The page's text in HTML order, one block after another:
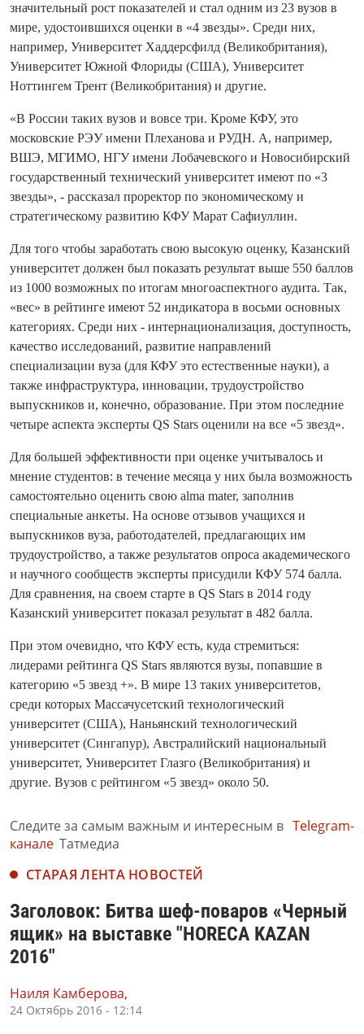
значительный рост показателей и стал одним из 23 вузов в
мире, удостоившихся оценки в «4 звезды». Среди них,
например, Университет Хаддерсфилд (Великобритания),
Университет Южной Флориды (США), Университет
Ноттингем Трент (Великобритания) и другие.
«В России таких вузов и вовсе три. Кроме КФУ, это
московские РЭУ имени Плеханова и РУДН. А, например,
ВШЭ, МГИМО, НГУ имени Лобачевского и Новосибирский
государственный технический университет имеют по «3
звезды», - рассказал проректор по экономическому и
стратегическому развитию КФУ Марат Сафиуллин.
Для того чтобы заработать свою высокую оценку, Казанский
университет должен был показать результат выше 550 баллов
из 1000 возможных по итогам многоаспектного аудита. Так,
«вес» в рейтинге имеют 52 индикатора в восьми основных
категориях. Среди них - интернационализация, доступность,
качество исследований, развитие направлений
специализации вуза (для КФУ это естественные науки), а
также инфраструктура, инновации, трудоустройство
выпускников и, конечно, образование. При этом последние
четыре аспекта эксперты QS Stars оценили на все «5 звезд».
Для большей эффективности при оценке учитывалось и
мнение студентов: в течение месяца у них была возможность
самостоятельно оценить свою alma mater, заполнив
специальные анкеты. На основе отзывов учащихся и
выпускников вуза, работодателей, предлагающих им
трудоустройство, а также результатов опроса академического
и научного сообществ эксперты присудили КФУ 574 балла.
Для сравнения, на своем старте в QS Stars в 2014 году
Казанский университет показал результат в 482 балла.
При этом очевидно, что КФУ есть, куда стремиться:
лидерами рейтинга QS Stars являются вузы, попавшие в
категорию «5 звезд +». В мире 13 таких университетов,
среди которых Массачусетский технологический
университет (США), Наньянский технологический
университет (Сингапур), Австралийский национальный
университет, Университет Глазго (Великобритания) и
другие. Вузов с рейтингом «5 звезд» около 50.
Следите за самым важным и интересным в Telegram-
канале Татмедиа
СТАРАЯ ЛЕНТА НОВОСТЕЙ
Заголовок: Битва шеф-поваров «Черный
ящик» на выставке "HORECA KAZAN
2016"
Наиля Камберова,
24 Октябрь 2016 - 12:14